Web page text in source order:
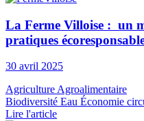
La Ferme Villoise : un
pratiques
30 avril 2025
Agriculture Agroalimentaire
Biodiversité Eau Économie
Lire l'article